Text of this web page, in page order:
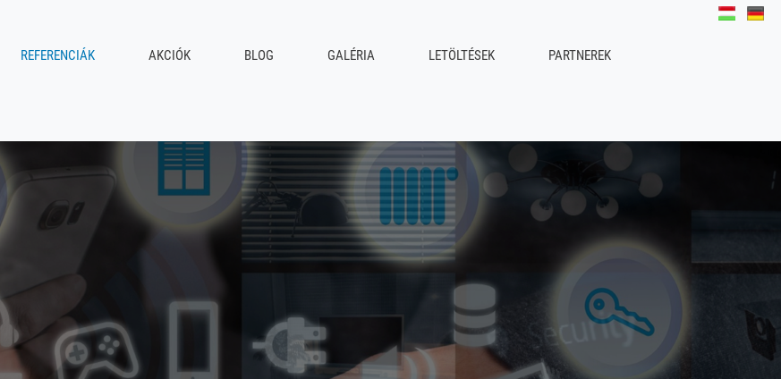
REFERENCIÁK AKCIÓK BLOG GALÉRIA LETÖLTÉSEK PARTNEREK